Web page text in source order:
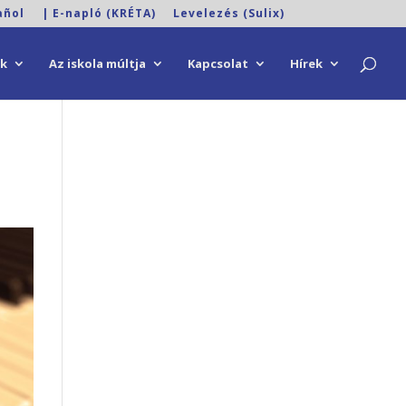
| E-napló (KRÉTA) Levelezés (Sulix)
Az iskola múltja Kapcsolat Hírek